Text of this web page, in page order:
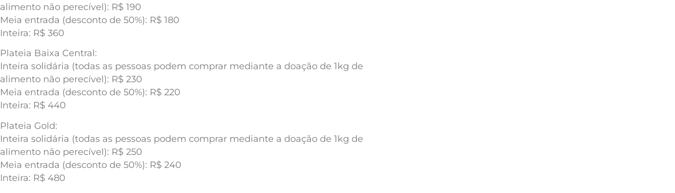
alimento não perecível): R$ 190
Meia entrada (desconto de 50%): R$ 180
Inteira: R$ 360
Plateia Baixa Central:
Inteira solidária (todas as pessoas podem comprar mediante a doação de 1kg de
alimento não perecível): R$ 230
Meia entrada (desconto de 50%): R$ 220
Inteira: R$ 440
Plateia Gold:
Inteira solidária (todas as pessoas podem comprar mediante a doação de 1kg de
alimento não perecível): R$ 250
Meia entrada (desconto de 50%): R$ 240
Inteira: R$ 480